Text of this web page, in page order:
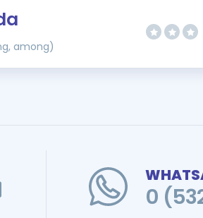
among)
0